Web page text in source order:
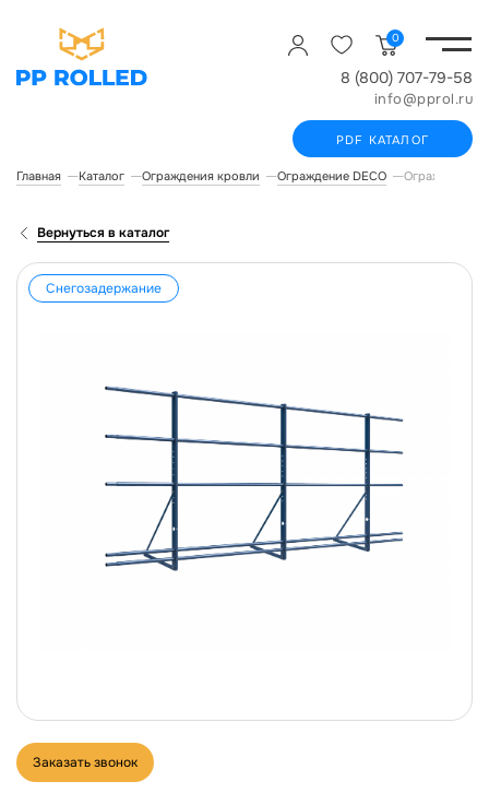
0
8 (800) 707-79-58
info@pprol.ru
PDF КАТАЛОГ
Главная Каталог Ограждения кровли Ограждение DECO Ограждение
Вернуться в каталог
Снегозадержание
Заказать звонок